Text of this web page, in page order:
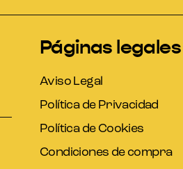
Páginas legales
Aviso Legal
Política de Privacidad
Política de Cookies
Condiciones de compra